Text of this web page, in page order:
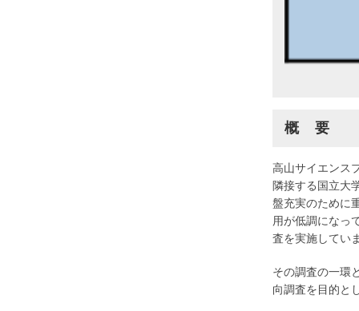
概 要
高山サイエンス
隣接する国立大
盤充実のために
用が低調になっ
査を実施してい
その調査の一環
向調査を目的と